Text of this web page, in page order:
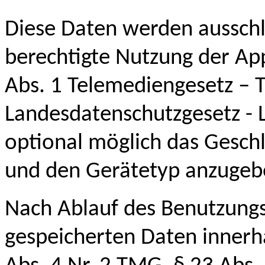
Diese Daten werden
berechtigte Nutzung der
Abs. 1 Telemediengesetz –
Landesdatenschutzgesetz -
optional möglich das
und den Gerätetyp
Nach Ablauf des
gespeicherten Daten